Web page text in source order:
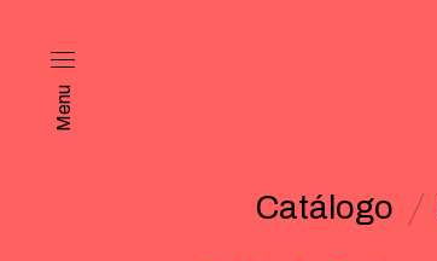
Menu
Catálogo